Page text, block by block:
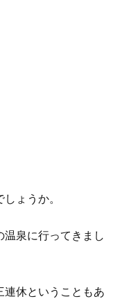
ょうか。
泉に行ってきまし
連休ということもあ